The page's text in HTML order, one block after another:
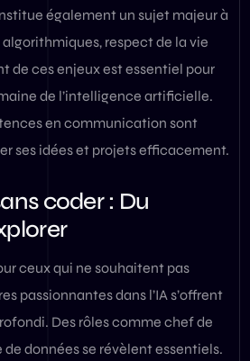
également un sujet majeur à
algorithmiques, respect de la vie
de ces enjeux est essentiel pour
de l’intelligence artificielle.
en communication sont
ses idées et projets efficacement.
coder : Du
ceux qui ne souhaitent pas
passionnantes dans l’IA s’offrent
Des rôles comme chef de
données se révèlent essentiels.